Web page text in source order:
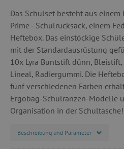
Das Schulset besteht aus
Prime - Schulrucksack, einem
Heftebox. Das einstöckige
mit der Standardausrüstung
10x Lyra Buntstift dünn,
Lineal, Radiergummi. Die
fünf verschiedenen Farben
Ergobag-Schulranzen-Modelle
Organisation in der Schultasche!
Beschreibung und Parameter